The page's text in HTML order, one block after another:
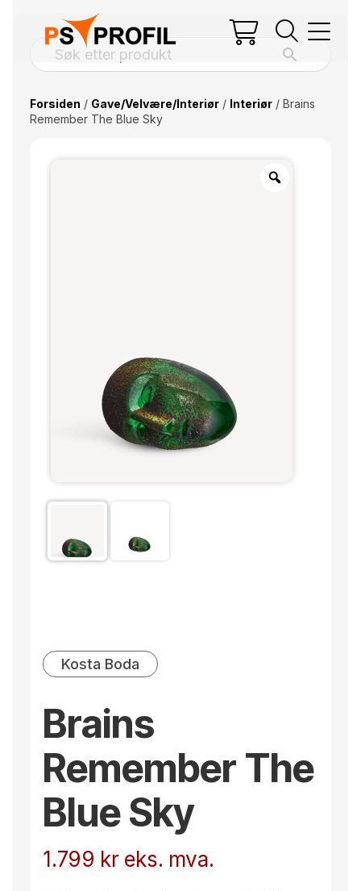
Forsiden / Gave/Velvære/Interiør/ Interiør/ Brains
Remember The Blue Sky
Kosta Boda
Brains
Remember The
Blue Sky
1.799 kr eks. mva.